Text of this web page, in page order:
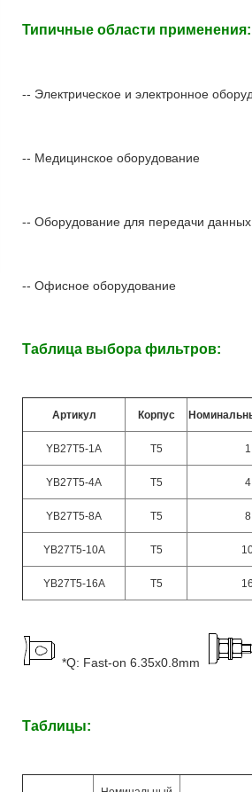
Типичные области применения:
-- Электрическое и электронное
-- Медицинское оборудование
-- Оборудование для передачи данных
-- Офисное оборудование
Таблица выбора фильтров:
Артикул Корпус
YB27T5-1A T5
1
YB27T5-4A
T5 4
YB27T5-8A T5
8
YB27T5-10A
T5
YB27T5-16A T5 16
*Q: Fast-on 6.35x0.8mm
Таблицы: